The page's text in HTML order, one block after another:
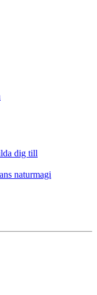
dig till
naturmagi